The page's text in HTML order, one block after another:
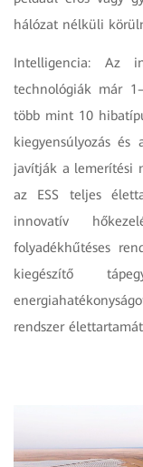
hálózat nélküli
Intelligencia: Az
technológiák már
több mint 10
kiegyensúlyozás és
javítják a lemerítési
az ESS teljes
innovatív
folyadékhűtéses
kiegészítő
rendszer